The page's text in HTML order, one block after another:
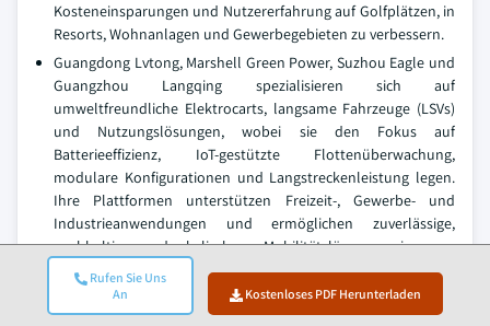
Rufen Sie Uns
An
Kostenloses PDF Herunterladen
Kosteneinsparungen und Nutzererfahrung auf Golfplätzen, in
Resorts, Wohnanlagen und Gewerbegebieten zu verbessern.
Guangdong Lvtong, Marshell Green Power, Suzhou Eagle und
Guangzhou Langqing spezialisieren sich auf
umweltfreundliche Elektrocarts, langsame Fahrzeuge (LSVs)
und Nutzungslösungen, wobei sie den Fokus auf
Batterieeffizienz, IoT-gestützte Flottenüberwachung,
modulare Konfigurationen und Langstreckenleistung legen.
Ihre Plattformen unterstützen Freizeit-, Gewerbe- und
Industrieanwendungen und ermöglichen zuverlässige,
nachhaltige und skalierbare Mobilitätslösungen in ganz
Nordamerika.
Insgesamt ist der Markt durch schnelle Innovationen geprägt,
wobei Unternehmen kontinuierlich Hochkapazitäts-